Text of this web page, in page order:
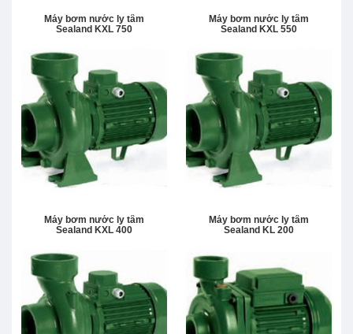
Máy bơm nước ly tâm
Sealand KXL 750
Máy bơm nước ly tâm
Sealand KXL 550
Máy bơm nước ly tâm
Sealand KXL 400
Máy bơm nước ly tâm
Sealand KL 200